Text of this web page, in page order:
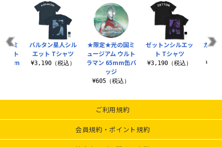
★限定★光の国ミ
ュージアム ウルト
ラマン 65mm缶バ
ッジ
¥605（税込）
ゼットンシルエッ
ト Tシャツ
¥3,190（税込）
カプ
国ミ
ルト
65mm
バルタン星人シル
エット Tシャツ
¥3,190（税込）
ご利用規約
会員規約・ポイント規約